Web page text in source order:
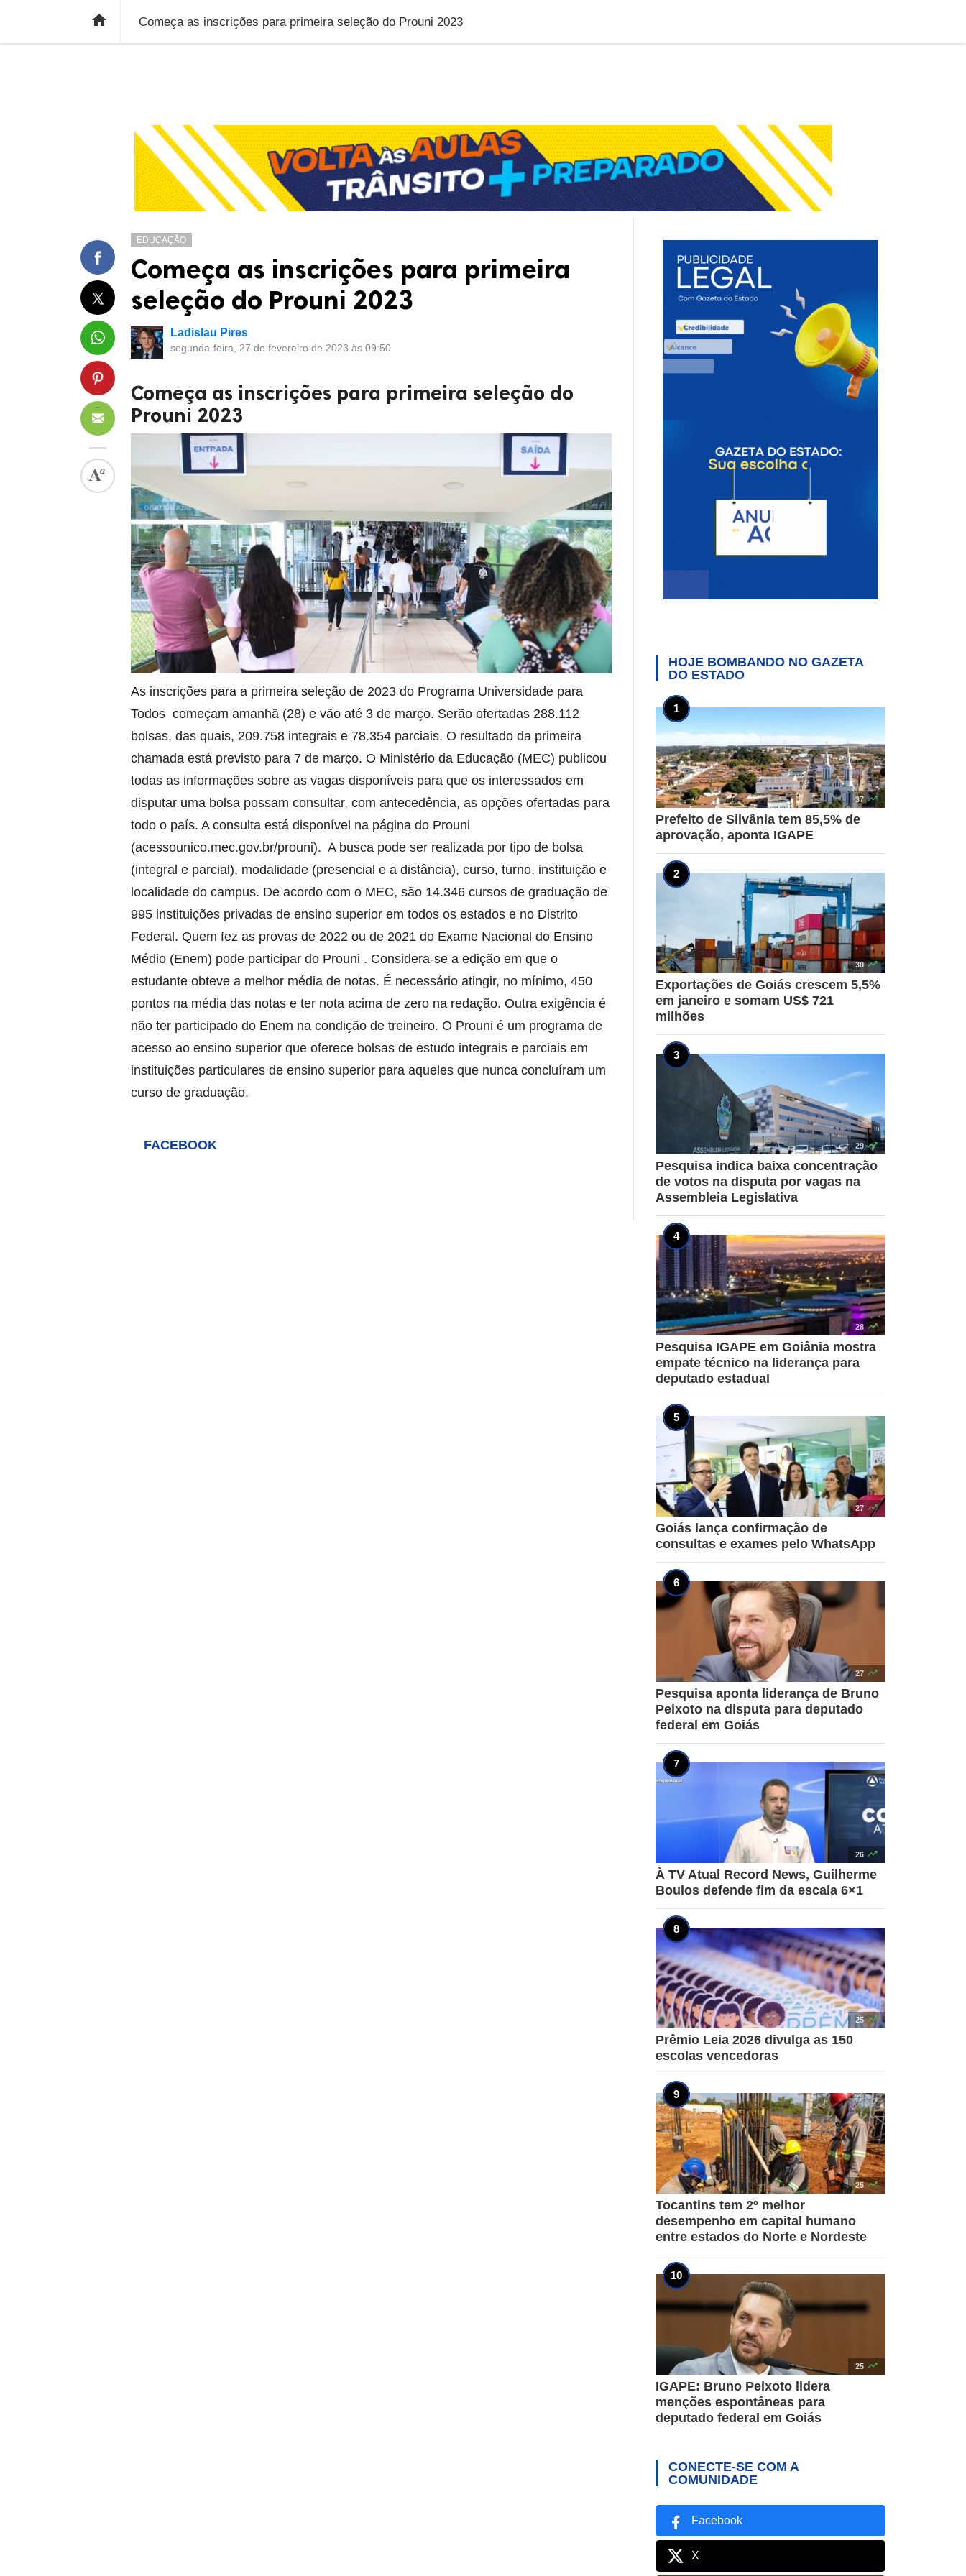

Começa as inscrições para primeira seleção do Prouni 2023
EDUCAÇÃO
Começa as inscrições para primeira
seleção do Prouni 2023
Ladislau Pires
segunda-feira, 27 de fevereiro de 2023 às 09:50
Começa as inscrições para primeira seleção do
Prouni 2023
As inscrições para a primeira seleção de 2023 do Programa Universidade para
Todos começam amanhã (28) e vão até 3 de março. Serão ofertadas 288.112
bolsas, das quais, 209.758 integrais e 78.354 parciais. O resultado da primeira
chamada está previsto para 7 de março. O Ministério da Educação (MEC) publicou
todas as informações sobre as vagas disponíveis para que os interessados em
disputar uma bolsa possam consultar, com antecedência, as opções ofertadas para
todo o país. A consulta está disponível na página do Prouni
(acessounico.mec.gov.br/prouni). A busca pode ser realizada por tipo de bolsa
(integral e parcial), modalidade (presencial e a distância), curso, turno, instituição e
localidade do campus. De acordo com o MEC, são 14.346 cursos de graduação de
995 instituições privadas de ensino superior em todos os estados e no Distrito
Federal. Quem fez as provas de 2022 ou de 2021 do Exame Nacional do Ensino
Médio (Enem) pode participar do Prouni . Considera-se a edição em que o
estudante obteve a melhor média de notas. É necessário atingir, no mínimo, 450
pontos na média das notas e ter nota acima de zero na redação. Outra exigência é
não ter participado do Enem na condição de treineiro. O Prouni é um programa de
acesso ao ensino superior que oferece bolsas de estudo integrais e parciais em
instituições particulares de ensino superior para aqueles que nunca concluíram um
curso de graduação.
FACEBOOK
HOJE BOMBANDO NO GAZETA
DO ESTADO
37 
Prefeito de Silvânia tem 85,5% de
aprovação, aponta IGAPE
30 
Exportações de Goiás crescem 5,5%
em janeiro e somam US$ 721
milhões
29 
Pesquisa indica baixa concentração
de votos na disputa por vagas na
Assembleia Legislativa
28 
Pesquisa IGAPE em Goiânia mostra
empate técnico na liderança para
deputado estadual
27 
Goiás lança confirmação de
consultas e exames pelo WhatsApp
27 
Pesquisa aponta liderança de Bruno
Peixoto na disputa para deputado
federal em Goiás
26 
À TV Atual Record News, Guilherme
Boulos defende fim da escala 6×1
25 
Prêmio Leia 2026 divulga as 150
escolas vencedoras
25 
Tocantins tem 2º melhor
desempenho em capital humano
entre estados do Norte e Nordeste
25 
IGAPE: Bruno Peixoto lidera
menções espontâneas para
deputado federal em Goiás
CONECTE-SE COM A
COMUNIDADE
Facebook
X